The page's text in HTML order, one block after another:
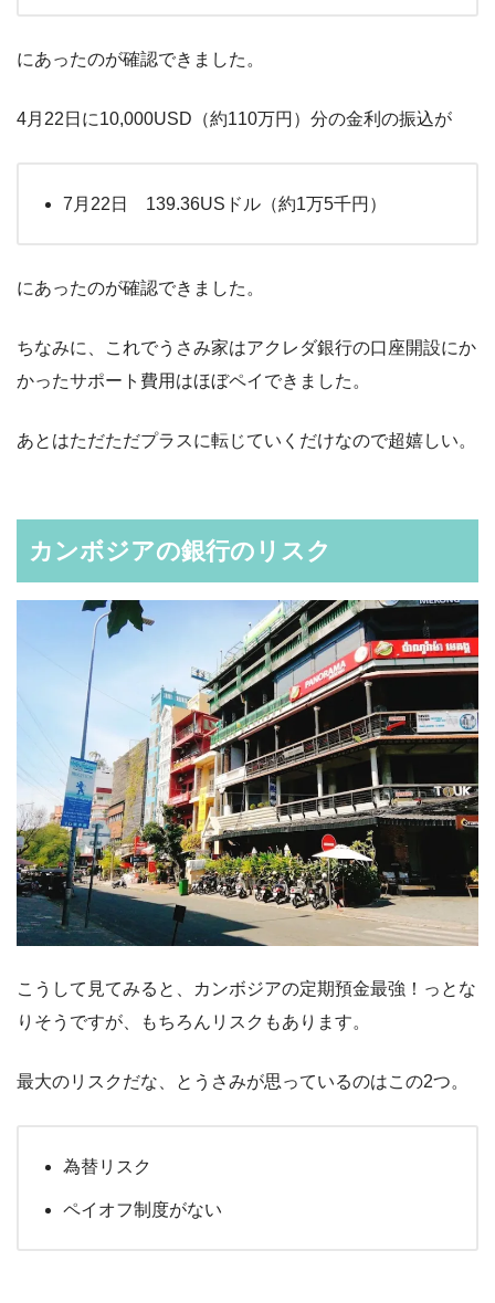
にあったのが確認できました。
4月22日に10,000USD（約110万円）分の金利の振込が
7月22日 139.36USドル（約1万5千円）
にあったのが確認できました。
ちなみに、これでうさみ家はアクレダ銀行の口座開設にか
かったサポート費用はほぼペイできました。
あとはただただプラスに転じていくだけなので超嬉しい。
カンボジアの銀行のリスク
こうして見てみると、カンボジアの定期預金最強！っとな
りそうですが、もちろんリスクもあります。
最大のリスクだな、とうさみが思っているのはこの2つ。
為替リスク
ペイオフ制度がない